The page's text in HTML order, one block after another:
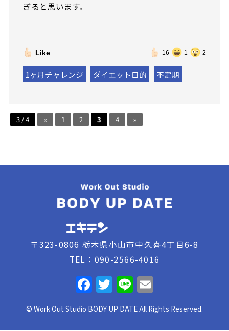
ぎると思います。
Like 16 1 2
1ヶ月チャレンジ ダイエット目的 不定期
3 / 4 « 1 2 3 4 »
〒323-0806 栃木県小山市中久喜4丁目6-8
TEL：090-2566-4016
F
a
c
T
w
itt
Li
n
e
m
ai
© Work Out Studio BODY UP DATE All Rights Reserved.